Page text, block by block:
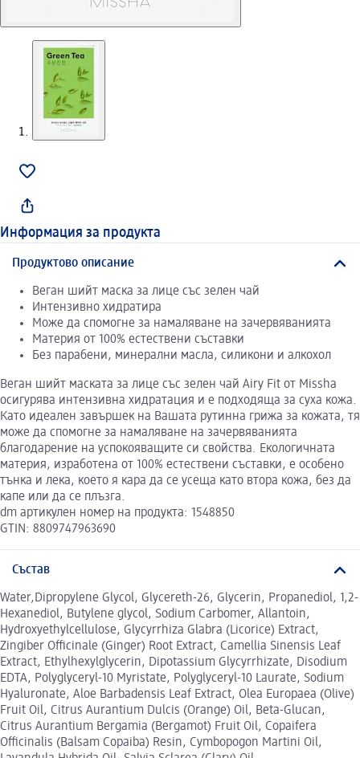
Информация за продукта
Продуктово описание
Веган шийт маска за лице със зелен чай
Интензивно хидратира
Може да спомогне за намаляване на зачервяванията
Материя от 100% естествени съставки
Без парабени, минерални масла, силикони и алкохол
Веган шийт маската за лице със зелен чай Airy Fit от Missha
осигурява интензивна хидратация и е подходяща за суха кожа.
Като идеален завършек на Вашата рутинна грижа за кожата, тя
може да спомогне за намаляване на зачервяванията
благодарение на успокояващите си свойства. Екологичната
материя, изработена от 100% естествени съставки, е особено
тънка и лека, което я кара да се усеща като втора кожа, без да
капе или да се плъзга.
dm артикулен номер на продукта: 1548850
GTIN: 8809747963690
Състав
Water,Dipropylene Glycol, Glycereth-26, Glycerin, Propanediol, 1,2-
Hexanediol, Butylene glycol, Sodium Carbomer, Allantoin,
Hydroxyethylcellulose, Glycyrrhiza Glabra (Licorice) Extract,
Zingiber Officinale (Ginger) Root Extract, Camellia Sinensis Leaf
Extract, Ethylhexylglycerin, Dipotassium Glycyrrhizate, Disodium
EDTA, Polyglyceryl-10 Myristate, Polyglyceryl-10 Laurate, Sodium
Hyaluronate, Aloe Barbadensis Leaf Extract, Olea Europaea (Olive)
Fruit Oil, Citrus Aurantium Dulcis (Orange) Oil, Beta-Glucan,
Citrus Aurantium Bergamia (Bergamot) Fruit Oil, Copaifera
Officinalis (Balsam Copaiba) Resin, Cymbopogon Martini Oil,